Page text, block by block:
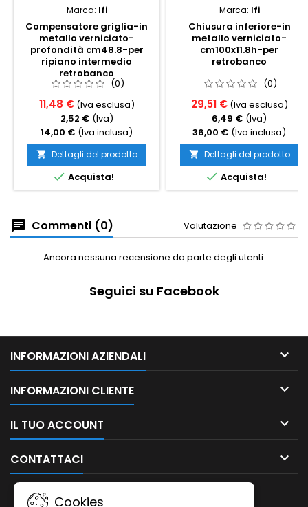
Marca: Ifi
Compensatore griglia-in
metallo verniciato-
profondità cm48.8-per
ripiano intermedio
retrobanco
(0)
11,48 € (Iva esclusa)
2,52 € (Iva)
14,00 € (Iva inclusa)
 Dettagli del prodotto
 Acquista!
Marca: Ifi
Chiusura inferiore-in
metallo verniciato-
cm100x11.8h-per
retrobanco
(0)
29,51 € (Iva esclusa)
6,49 € (Iva)
36,00 € (Iva inclusa)
 Dettagli del prodotto
 Acquista!
Commenti (0) Valutazione
Ancora nessuna recensione da parte degli utenti.
Seguici su Facebook
INFORMAZIONI AZIENDALI 
INFORMAZIONI CLIENTE 
IL TUO ACCOUNT 
CONTATTACI 
Cookies